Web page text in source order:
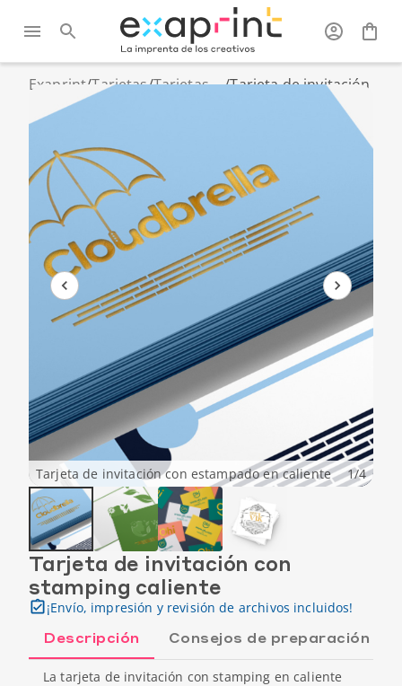
Exaprint/Tarjetas/Tarjetas
/Tarjeta de invitación
Tarjeta de invitación con estampado en caliente 1/4
Tarjeta de invitación con
stamping caliente
¡Envío, impresión y revisión de archivos incluidos!
Descripción Consejos de preparación
La tarjeta de invitación con stamping en caliente